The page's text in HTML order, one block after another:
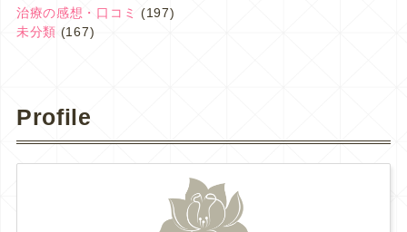
治療の感想・口コミ
(197)
未分類 (167)
Profile